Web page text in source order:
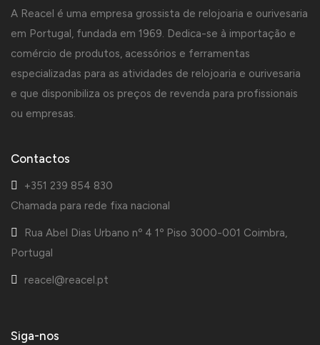
A Reacel é uma empresa grossista de relojoaria e ourivesaria
em Portugal, fundada em 1969. Dedica-se à importação e
comércio de produtos, acessórios e ferramentas
especializadas para as atividades de relojoaria e ourivesaria
e que disponibiliza os preços de revenda para profissionais
ou empresas.
Contactos
+351 239 854 830
Chamada para rede fixa nacional
Rua Abel Dias Urbano nº 4 1º Piso 3000-001 Coimbra,
Portugal
reacel@reacel.pt
Siga-nos